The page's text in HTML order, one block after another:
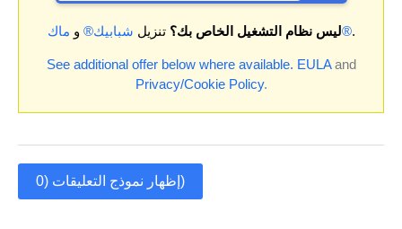
ليس نظام التشغيل الخاص بك؟ تنزيل شبابيك® و ماك®.
See additional offer below where available. EULAand
Privacy/Cookie Policy.
إظهار نموذج التعليقات (0)